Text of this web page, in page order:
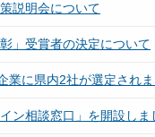
説明会について
」受賞者の決定について
業に県内2社が選定され
ン相談窓口」を開設しま